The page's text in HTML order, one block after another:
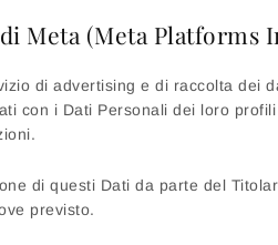
Meta (Meta Platforms
di advertising e di raccolta
con i Dati Personali dei loro
di questi Dati da parte del
previsto.